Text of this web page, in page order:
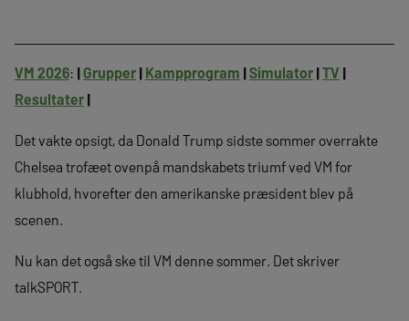
VM 2026: |Grupper | Kampprogram |Simulator |TV |
Resultater |
Det vakte opsigt, da Donald Trump sidste sommer overrakte
Chelsea trofæet ovenpå mandskabets triumf ved VM for
klubhold, hvorefter den amerikanske præsident blev på
scenen.
Nu kan det også ske til VM denne sommer. Det skriver
talkSPORT.